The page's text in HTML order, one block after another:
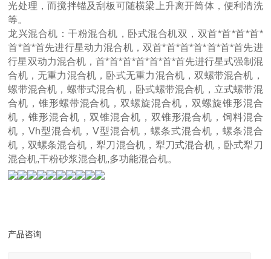
光处理，而搅拌锚及刮板可随横梁上升离开筒体，便利清洗
等。
龙兴混合机：干粉混合机，卧式混合机双，双首*首*首*首*
首*首*首先进行星动力混合机，双首*首*首*首*首*首*首先进
行星双动力混合机，首*首*首*首*首*首*首先进行星式强制混
合机，无重力混合机，卧式无重力混合机，双螺带混合机，
螺带混合机，螺带式混合机，卧式螺带混合机，立式螺带混
合机，锥形螺带混合机，双螺旋混合机，双螺旋锥形混合
机，锥形混合机，双锥混合机，双锥形混合机，饲料混合
机，Vh型混合机，V型混合机，螺条式混合机，螺条混合
机，双螺条混合机，犁刀混合机，犁刀式混合机，卧式犁刀
混合机,干粉砂浆混合机,多功能混合机。
产品咨询